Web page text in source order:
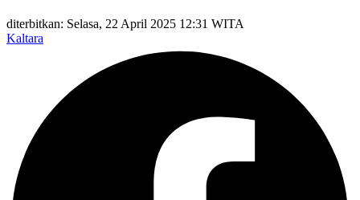
diterbitkan: Selasa, 22 April 2025 12:31 WITA
Kaltara